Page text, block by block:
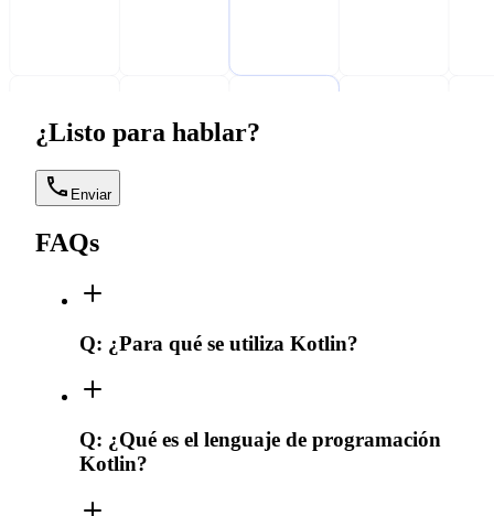
¿Listo para hablar?
Enviar
FAQs
Q: ¿Para qué se utiliza Kotlin?
Q: ¿Qué es el lenguaje de programación
Kotlin?